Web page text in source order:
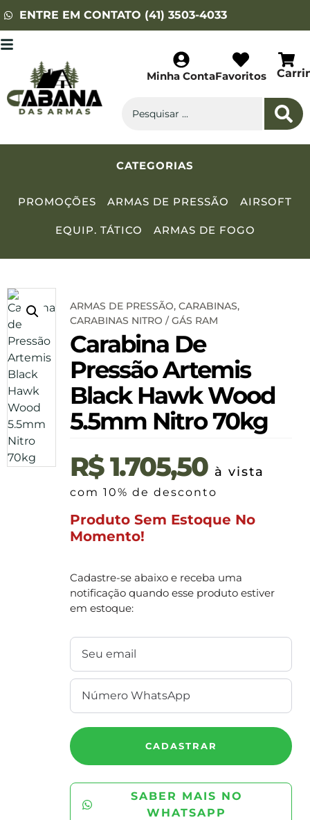
ENTRE EM CONTATO (41) 3503-4033
Minha ContaFavoritos
CATEGORIAS
PROMOÇÕES ARMAS DE PRESSÃO AIRSOFT
EQUIP. TÁTICO ARMAS DE FOGO
ARMAS DE PRESSÃO, CARABINAS,
CARABINAS NITRO / GÁS RAM
Carabina De
Pressão Artemis
Black Hawk Wood
5.5mm Nitro 70kg
R$1.705,50 à vista
com 10% de desconto
Produto Sem Estoque No
Momento!
Cadastre-se abaixo e receba uma
notificação quando esse produto estiver
em estoque:
CADASTRAR
SABER MAIS NO
WHATSAPP